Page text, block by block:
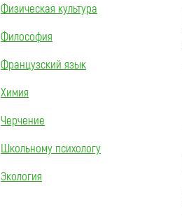
Физическая культура
Философия
Французский язык
Химия
Черчение
Школьному психологу
Экология